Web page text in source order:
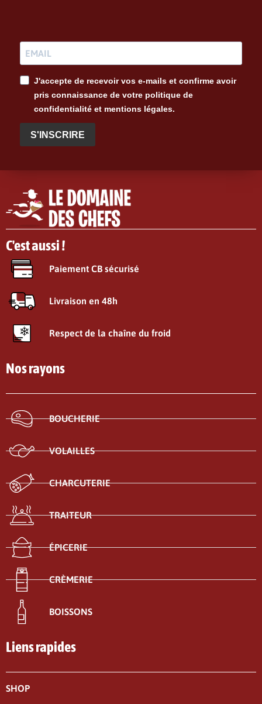
J'accepte de recevoir vos e-mails et confirme avoir
pris connaissance de votre politique de
confidentialité et mentions légales.
S'INSCRIRE
C'est aussi !
Paiement CB sécurisé
Livraison en 48h
Respect de la chaîne du froid
Nos rayons
BOUCHERIE
VOLAILLES
CHARCUTERIE
TRAITEUR
ÉPICERIE
CRÈMERIE
BOISSONS
Liens rapides
SHOP